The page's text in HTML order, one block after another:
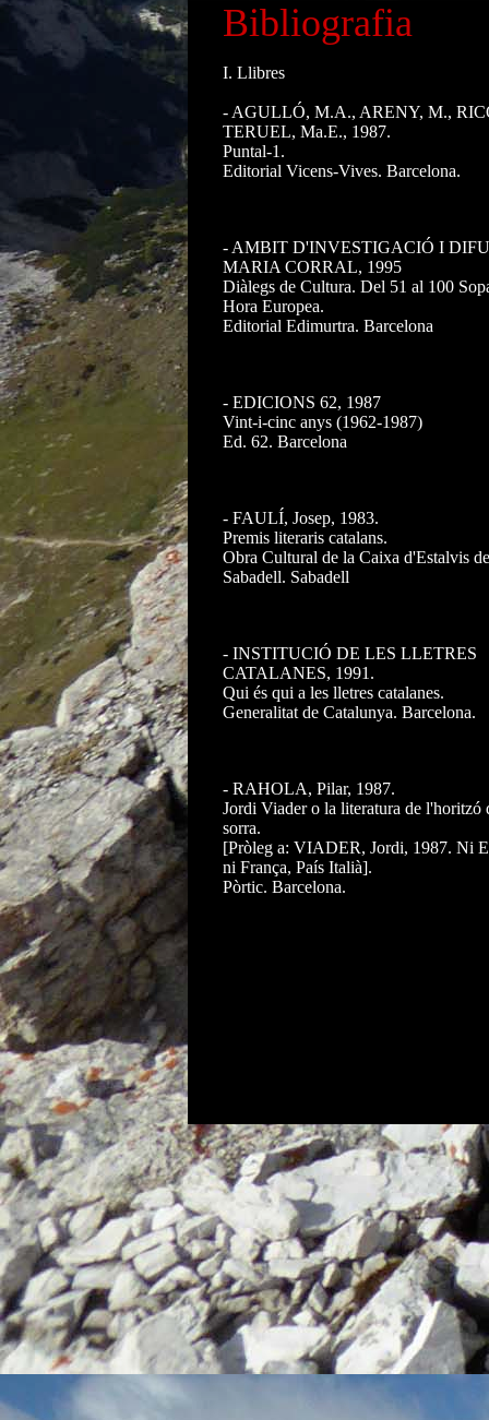
Bibliografia
I. Llibres
- AGULLÓ, M.A., ARENY, M.,
TERUEL, Ma.E., 1987.
Puntal-1.
Editorial Vicens-Vives. Barcelona.
- AMBIT D'INVESTIGACIÓ I
MARIA CORRAL, 1995
Diàlegs de Cultura. Del 51 al 100
Hora Europea.
Editorial Edimurtra. Barcelona
- EDICIONS 62, 1987
Vint-i-cinc anys (1962-1987)
Ed. 62. Barcelona
- FAULÍ, Josep, 1983.
Premis literaris catalans.
Obra Cultural de la Caixa d'Estalvis de
Sabadell. Sabadell
- INSTITUCIÓ DE LES LLETRES
CATALANES, 1991.
Qui és qui a les lletres catalanes.
Generalitat de Catalunya. Barcelona.
- RAHOLA, Pilar, 1987.
Jordi Viader o la literatura de l'horitzó
sorra.
[Pròleg a: VIADER, Jordi, 1987. Ni
ni França, País Italià].
Pòrtic. Barcelona.